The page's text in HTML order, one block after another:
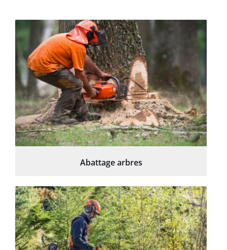
Abattage arbres